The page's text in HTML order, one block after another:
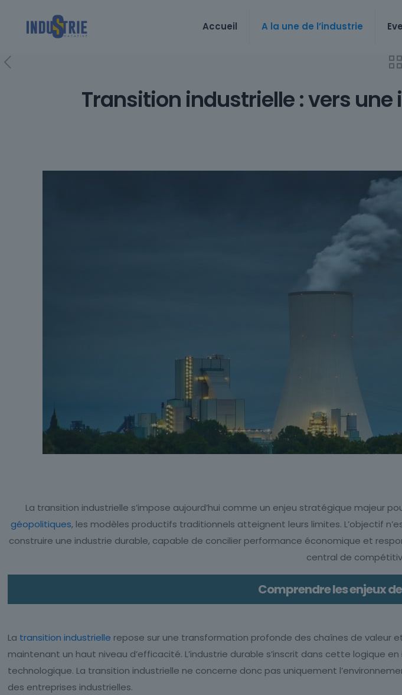
Accueil A la une de l’industrie
Transition industrielle : vers
La transition industrielle s’impose aujourd’hui comme un enjeu stratégique majeur
géopolitiques, les modèles productifs traditionnels atteignent leurs limites. L’objectif
construire une industrie durable, capable de concilier performance économique et
central de
Comprendre les enjeux
La transition industrielle repose sur une transformation profonde des chaînes de valeur
maintenant un haut niveau d’efficacité. L’industrie durable s’inscrit dans cette logique
technologique. La transition industrielle ne concerne donc pas uniquement
des entreprises industrielles.